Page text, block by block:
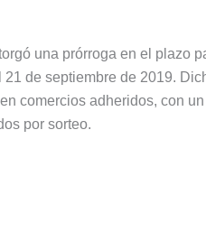
una prórroga en el plazo
21 de septiembre de 2019.
comercios adheridos, con
por sorteo.